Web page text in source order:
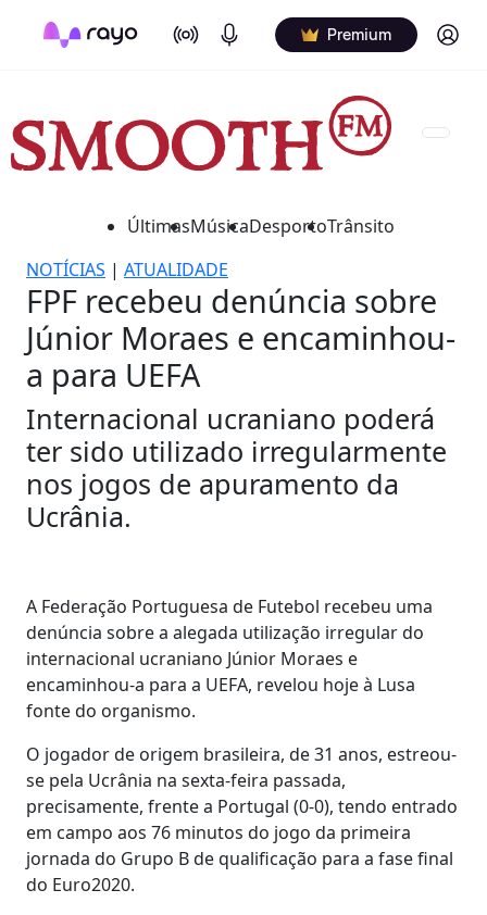
On Air Podcasts Premium Log in
ÚltimasMúsicaDesportoTrânsito
NOTÍCIAS | ATUALIDADE
FPF recebeu denúncia sobre
Júnior Moraes e encaminhou-
a para UEFA
Internacional ucraniano poderá
ter sido utilizado irregularmente
nos jogos de apuramento da
Ucrânia.
A Federação Portuguesa de Futebol recebeu uma
denúncia sobre a alegada utilização irregular do
internacional ucraniano Júnior Moraes e
encaminhou-a para a UEFA, revelou hoje à Lusa
fonte do organismo.
O jogador de origem brasileira, de 31 anos, estreou-
se pela Ucrânia na sexta-feira passada,
precisamente, frente a Portugal (0-0), tendo entrado
em campo aos 76 minutos do jogo da primeira
jornada do Grupo B de qualificação para a fase final
do Euro2020.